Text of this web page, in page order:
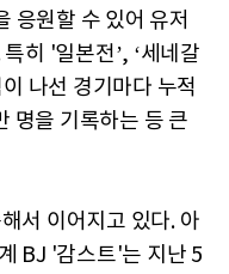
응원할 수 있어 유저
히 '일본전’, ‘세네갈
나선 경기마다 누적
명을 기록하는 등 큰
서 이어지고 있다. 아
BJ '감스트'는 지난 5